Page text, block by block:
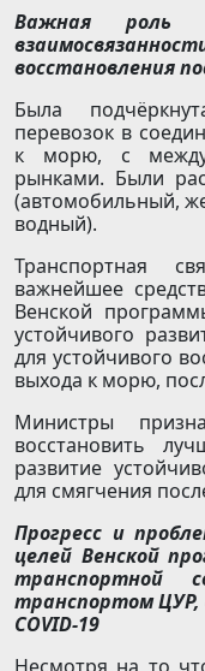
Важная роль
восстановления
Была
перевозок в
к морю, с
рынками. Были
(автомобильный,
водный).
Транспортная
важнейшее
Венской
устойчивого
для устойчивого
выхода к морю,
Министры
восстановить
развитие
для смягчения
Прогресс и
целей Венской
транспортной
транспортом ЦУР,
COVID-19